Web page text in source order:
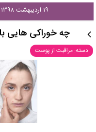
۱۹ اردیبهشت ۱۳۹۸ - ۱۰:۲۴
چه خوراکی هایی
دسته: مراقبت از پوست